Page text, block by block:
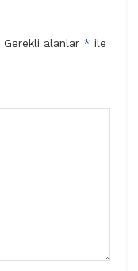
Gerekli alanlar * ile